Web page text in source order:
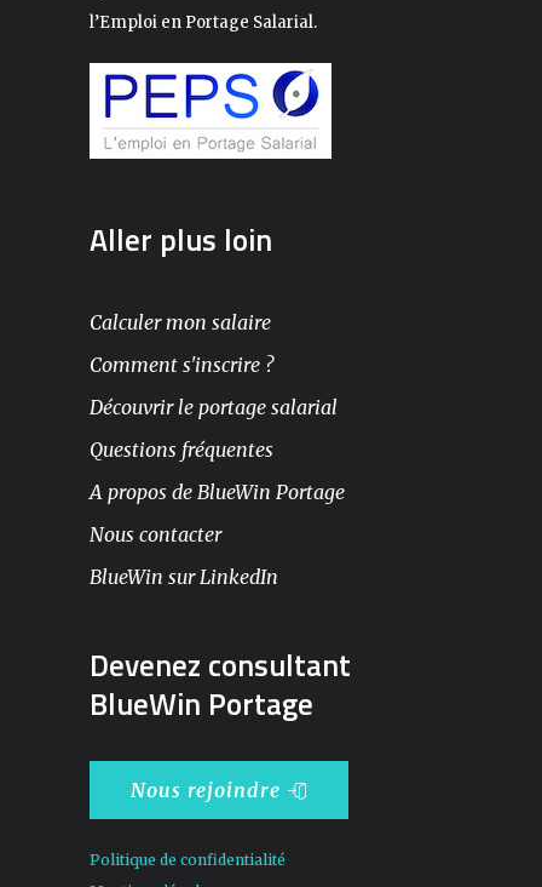
l’Emploi en Portage Salarial.
Aller plus loin
Calculer mon salaire
Comment s'inscrire ?
Découvrir le portage salarial
Questions fréquentes
A propos de BlueWin Portage
Nous contacter
BlueWin sur LinkedIn
Devenez consultant
BlueWin Portage
Nous rejoindre
Politique de confidentialité